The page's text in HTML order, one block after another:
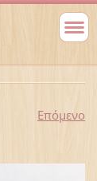
Επόμενο